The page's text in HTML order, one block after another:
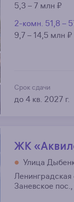
5,3 – 7 млн ₽
2-комн. 51,8 –
9,7 – 14,5 млн ₽
Срок сдачи
до 4 кв. 2027 г.
ЖК
Улица
Заневское